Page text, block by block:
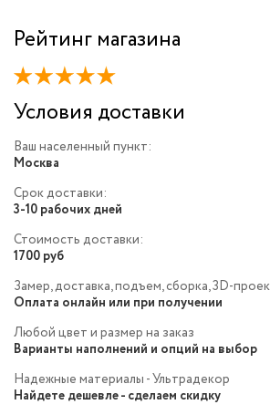
Рейтинг магазина
Условия доставки
Ваш населенный пункт:
Москва
Срок доставки:
3-10 рабочих дней
Стоимость доставки:
1700 руб
Замер, доставка, подъем, сборка, 3D-
Оплата онлайн или при получении
Любой цвет и размер на заказ
Варианты наполнений и опций на выбор
Надежные материалы - Ультрадекор
Найдете дешевле - сделаем скидку